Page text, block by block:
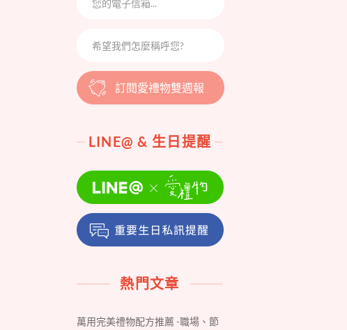
訂閱愛禮物雙週報
LINE@ & 生日提醒
熱門文章
萬用完美禮物配方推薦 -職場、節